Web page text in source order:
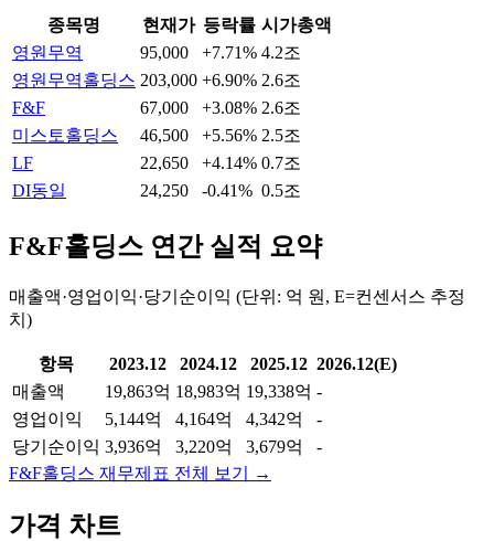
종목명 현재가 등락률 시가총액
영원무역
95,000 +7.71% 4.2조
영원무역홀딩스 203,000 +6.90% 2.6조
F&F
67,000 +3.08% 2.6조
미스토홀딩스
46,500 +5.56% 2.5조
LF
22,650 +4.14% 0.7조
DI동일
24,250 -0.41% 0.5조
F&F홀딩스 연간 실적 요약
매출액·영업이익·당기순이익 (단위: 억 원, E=컨센서스 추정
치)
항목 2023.12 2024.12 2025.12 2026.12(E)
매출액
19,863억 18,983억 19,338억 -
영업이익
5,144억 4,164억 4,342억
-
당기순이익 3,936억 3,220억 3,679억
-
F&F홀딩스 재무제표 전체 보기 →
가격 차트